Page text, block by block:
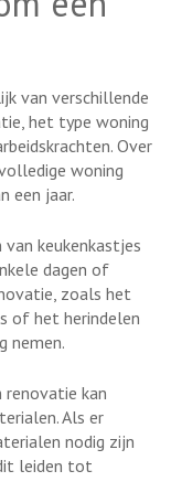
van verschillende
het type woning
Over
woning
een jaar.
keukenkastjes
dagen of
zoals het
of het herindelen
nemen.
renovatie kan
Als er
nodig zijn
leiden tot